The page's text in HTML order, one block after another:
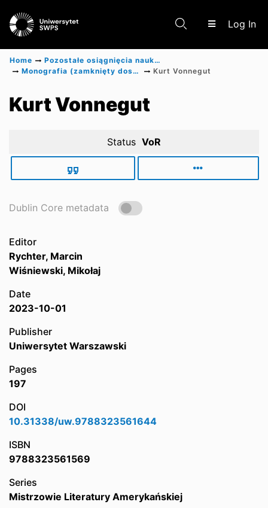
Log In
Scientific research results
Home
Pozostałe osiągnięcia naukowe
Monografia (zamknięty dostęp)
Kurt Vonnegut
Kurt Vonnegut
Status VoR
Dublin Core metadata
Editor
Rychter, Marcin
Wiśniewski, Mikołaj
Date
2023-10-01
Publisher
Uniwersytet Warszawski
Pages
197
DOI
10.31338/uw.9788323561644
ISBN
9788323561569
Series
Mistrzowie Literatury Amerykańskiej